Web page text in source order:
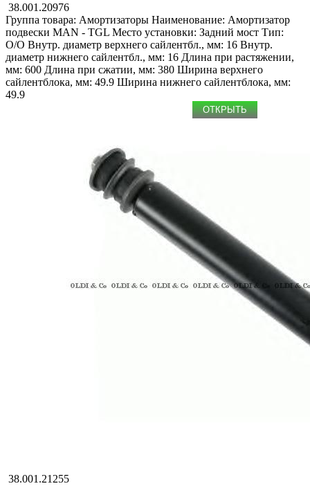
38.001.20976
Группа товара: Амортизаторы Наименование: Амоpтизатоp
подвески MAN - TGL Место установки: Задний мост Тип:
O/O Внутр. диаметр верхнего сайлентбл., мм: 16 Внутр.
диаметр нижнего сайлентбл., мм: 16 Длина при растяжении,
мм: 600 Длина при сжатии, мм: 380 Ширина верхнего
сайлентблока, мм: 49.9 Ширина нижнего сайлентблока, мм:
49.9
ОТКРЫТЬ
38.001.21255